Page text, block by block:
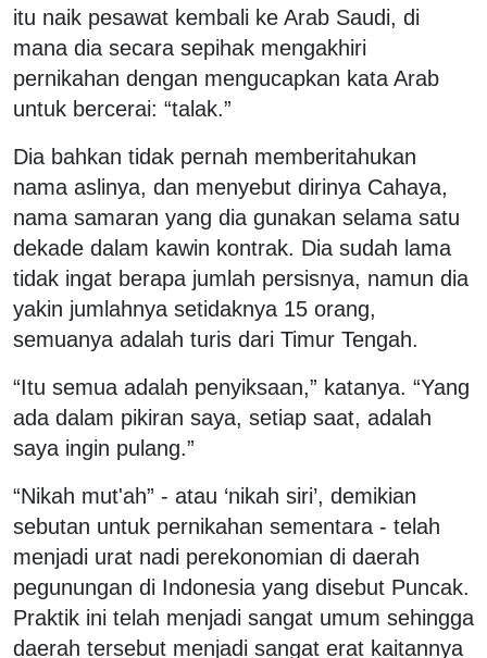
itu naik pesawat kembali ke Arab Saudi, di
mana dia secara sepihak mengakhiri
pernikahan dengan mengucapkan kata Arab
untuk bercerai: “talak.”
Dia bahkan tidak pernah memberitahukan
nama aslinya, dan menyebut dirinya Cahaya,
nama samaran yang dia gunakan selama satu
dekade dalam kawin kontrak. Dia sudah lama
tidak ingat berapa jumlah persisnya, namun dia
yakin jumlahnya setidaknya 15 orang,
semuanya adalah turis dari Timur Tengah.
“Itu semua adalah penyiksaan,” katanya. “Yang
ada dalam pikiran saya, setiap saat, adalah
saya ingin pulang.”
“Nikah mut'ah” - atau ‘nikah siri’, demikian
sebutan untuk pernikahan sementara - telah
menjadi urat nadi perekonomian di daerah
pegunungan di Indonesia yang disebut Puncak.
Praktik ini telah menjadi sangat umum sehingga
daerah tersebut menjadi sangat erat kaitannya